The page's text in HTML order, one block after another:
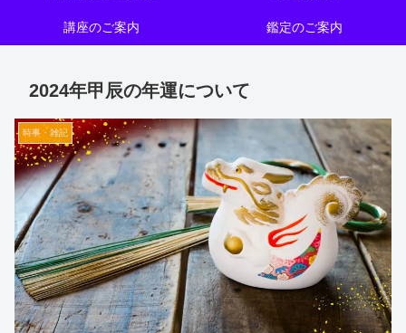
講座のご案内 鑑定のご案内
2024年甲辰の年運について
時事・雑記